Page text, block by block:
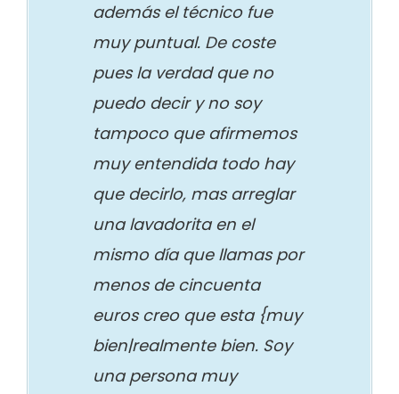
además el técnico fue
muy puntual. De coste
pues la verdad que no
puedo decir y no soy
tampoco que afirmemos
muy entendida todo hay
que decirlo, mas arreglar
una lavadorita en el
mismo día que llamas por
menos de cincuenta
euros creo que esta {muy
bien|realmente bien. Soy
una persona muy